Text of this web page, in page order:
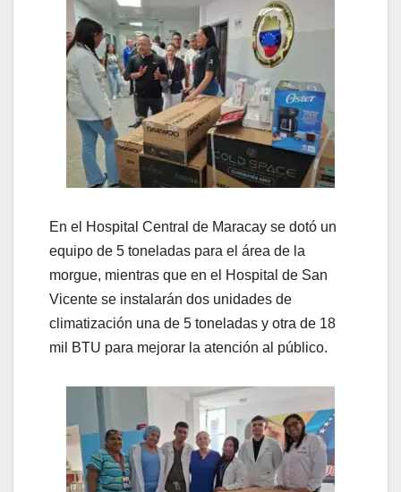
En el Hospital Central de Maracay se dotó un
equipo de 5 toneladas para el área de la
morgue, mientras que en el Hospital de San
Vicente se instalarán dos unidades de
climatización una de 5 toneladas y otra de 18
mil BTU para mejorar la atención al público.